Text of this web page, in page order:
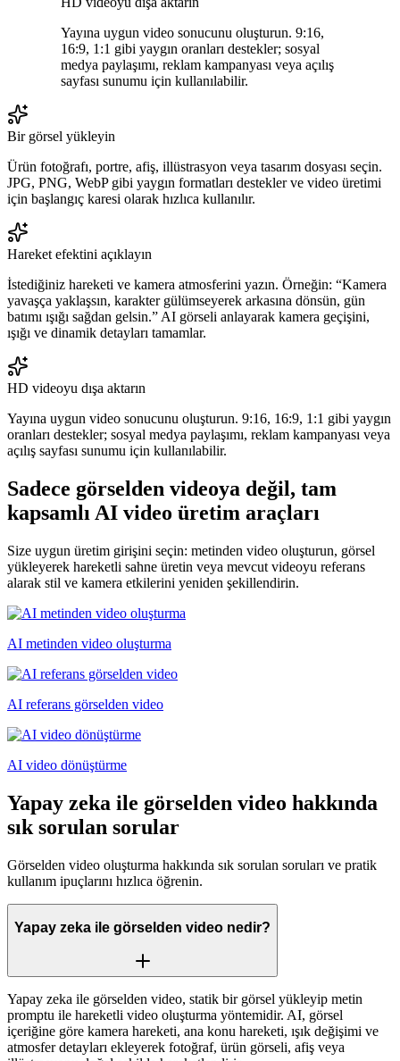
Yayına uygun video sonucunu oluşturun. 9:16,
16:9, 1:1 gibi yaygın oranları destekler; sosyal
medya paylaşımı, reklam kampanyası veya açılış
sayfası sunumu için kullanılabilir.
Bir görsel yükleyin
Ürün fotoğrafı, portre, afiş, illüstrasyon veya tasarım dosyası seçin.
JPG, PNG, WebP gibi yaygın formatları destekler ve video üretimi
için başlangıç karesi olarak hızlıca kullanılır.
Hareket efektini açıklayın
İstediğiniz hareketi ve kamera atmosferini yazın. Örneğin: “Kamera
yavaşça yaklaşsın, karakter gülümseyerek arkasına dönsün, gün
batımı ışığı sağdan gelsin.” AI görseli anlayarak kamera geçişini,
ışığı ve dinamik detayları tamamlar.
HD videoyu dışa aktarın
Yayına uygun video sonucunu oluşturun. 9:16, 16:9, 1:1 gibi yaygın
oranları destekler; sosyal medya paylaşımı, reklam kampanyası veya
açılış sayfası sunumu için kullanılabilir.
Sadece görselden videoya değil, tam
kapsamlı AI video üretim araçları
Size uygun üretim girişini seçin: metinden video oluşturun, görsel
yükleyerek hareketli sahne üretin veya mevcut videoyu referans
alarak stil ve kamera etkilerini yeniden şekillendirin.
AI metinden video oluşturma
AI referans görselden video
AI video dönüştürme
Yapay zeka ile görselden video hakkında
sık sorulan sorular
Görselden video oluşturma hakkında sık sorulan soruları ve pratik
kullanım ipuçlarını hızlıca öğrenin.
Yapay zeka ile görselden video nedir?
Yapay zeka ile görselden video, statik bir görsel yükleyip metin
promptu ile hareketli video oluşturma yöntemidir. AI, görsel
içeriğine göre kamera hareketi, ana konu hareketi, ışık değişimi ve
atmosfer detayları ekleyerek fotoğraf, ürün görseli, afiş veya